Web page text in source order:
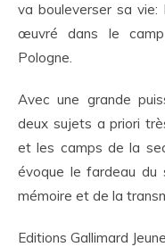
va bouleverser sa vie:
œuvré dans le camp
Pologne.
Avec une grande
deux sujets a priori
et les camps de la
évoque le fardeau du
mémoire et de la
Editions Gallimard